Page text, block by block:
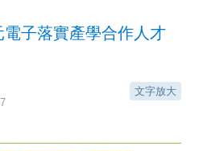
子落實產學合作人才
文字放大